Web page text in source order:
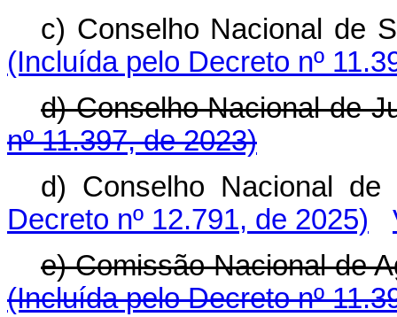
c) Conselho Nacional de
(Incluída pelo Decreto nº
d) Conselho Nacional de
nº 11.397, de 2023)
d) Conselho Nacional de
Decreto nº 12.791, de 2025)
e) Comissão Nacional de
(Incluída pelo Decreto nº